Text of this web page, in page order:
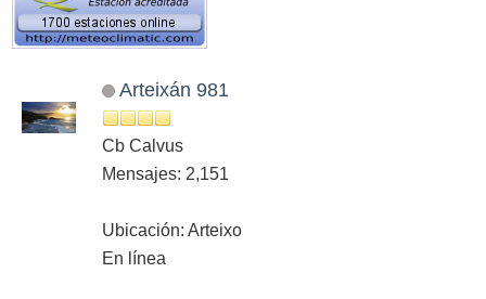
Arteixán 981
Cb Calvus
Mensajes: 2,151
Ubicación: Arteixo
En línea